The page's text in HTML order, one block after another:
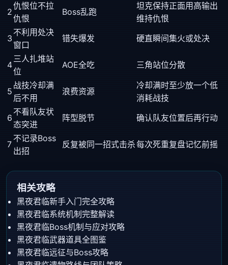
2
仇恨位不拉
仇恨
Boss乱跑
坦克保持正面用高输出
维持仇恨
3
不利用处决
窗口
错失爆发 硬直瞬间集火或处决
4
三人扎堆站
位
AOE全吃 三角站位分散
5
战技冷却满
后不用
浪费资源
冷却满时至少放一个低
消耗战技
6
不看队友状
态突进
阵型脱节 确认队友位置后再行动
7
不记录Boss
出招
反复被同一招式击杀每次死重复盘记忆前摇
相关攻略
黑夜君临新手入门完全攻略
黑夜君临系统机制完整解读
黑夜君临Boss机制与应对攻略
黑夜君临武器道具全图鉴
黑夜君临远征与Boss攻略